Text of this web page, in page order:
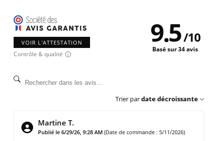
VOIR L'ATTESTATION
Contrôle & qualité
9.5/10
Basé sur 34 avis
Trier pardate décroissante
Martine T.
Publié le 6/29/26, 9:28 AM (Date de commande : 5/11/2026)